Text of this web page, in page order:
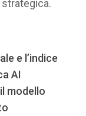
e l’indice
AI
modello